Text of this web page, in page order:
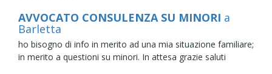
AVVOCATO CONSULENZA SU MINORI a
Barletta
ho bisogno di info in merito ad una mia situazione familiare;
in merito a questioni su minori. In attesa grazie saluti